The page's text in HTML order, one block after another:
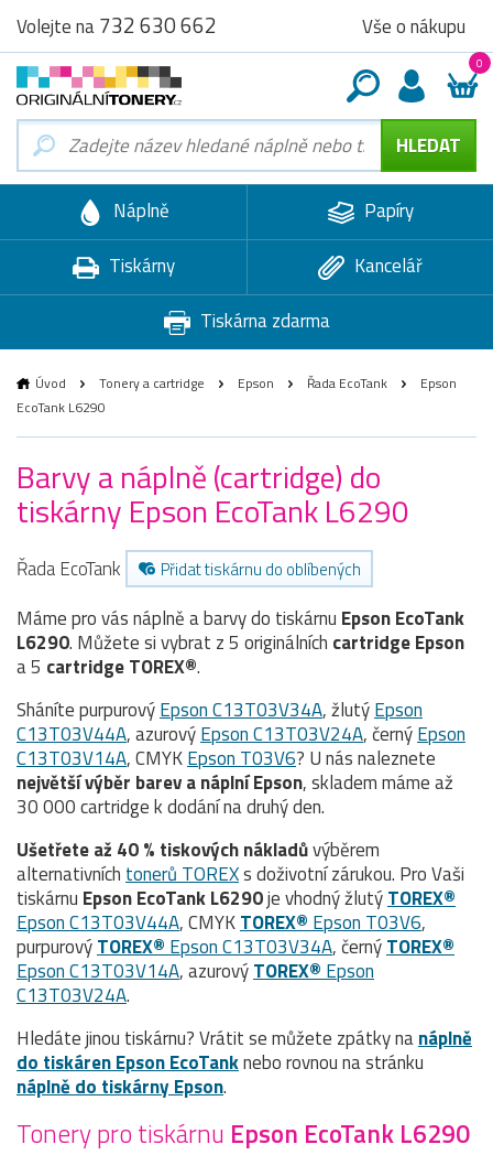
Volejte na732 630 662 Vše o nákupu
0
Náplně
Papíry
Tiskárny
Kancelář
Tiskárna zdarma
Úvod Tonery a cartridge Epson Řada EcoTank
Epson
EcoTank L6290
Barvy a náplně (cartridge) do
tiskárny Epson EcoTank L6290
Řada EcoTank Přidat tiskárnu do oblíbených
Máme pro vás náplně a barvy do tiskárnu Epson EcoTank
L6290. Můžete si vybrat z 5 originálních cartridgeEpson
a 5 cartridge TOREX®.
Sháníte purpurovýEpson C13T03V34A, žlutýEpson
C13T03V44A, azurovýEpson C13T03V24A, černýEpson
C13T03V14A, CMYKEpson T03V6? U nás naleznete
největší výběr barev a náplní Epson, skladem máme až
30 000 cartridge k dodání na druhý den.
Ušetřete až 40 % tiskových nákladůvýběrem
alternativních tonerů TOREXs doživotní zárukou. Pro Vaši
tiskárnu Epson EcoTank L6290je vhodný žlutýTOREX®
Epson C13T03V44A, CMYKTOREX® Epson T03V6,
purpurovýTOREX® Epson C13T03V34A, černýTOREX®
Epson C13T03V14A, azurovýTOREX® Epson
C13T03V24A.
Hledáte jinou tiskárnu? Vrátit se můžete zpátky nanáplně
do tiskáren Epson EcoTanknebo rovnou na stránku
náplně do tiskárny Epson.
Tonery pro tiskárnu Epson EcoTank L6290